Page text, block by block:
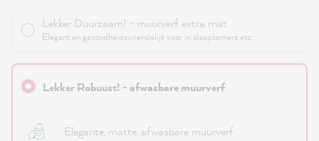
Lekker Duurzaam! - muurverf extra mat
Elegant en gezondheidsvriendelijk voor in slaapkamers etc.
Lekker Robuust! - afwasbare muurverf
Elegante, matte, afwasbare muurverf